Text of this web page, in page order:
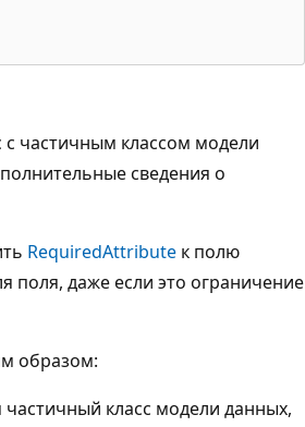
с частичным классом модели
сведения о
RequiredAttribute к полю
поля, даже если это ограничение
образом:
класс модели данных,